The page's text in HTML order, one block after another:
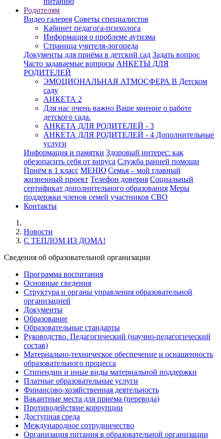
Родителям
Видео галерея Советы специалистов
Кабинет педагога-психолога
Информация о проблеме аутизма
Страница учителя-логопеда
Документы для приёма в детский сад Задать вопрос
Часто задаваемые вопросы АНКЕТЫ ДЛЯ
РОДИТЕЛЕЙ
ЭМОЦИОНАЛЬНАЯ АТМОСФЕРА В Детском
саду
АНКЕТА 2
Для нас очень важно Ваше мнение о работе
детского сада.
АНКЕТА ДЛЯ РОДИТЕЛЕЙ - 3
АНКЕТА ДЛЯ РОДИТЕЛЕЙ - 4 Дополнительные
услуги
Информация и памятки Здоровый интерес: как
обезопасить себя от вируса Служба ранней помощи
Приём в 1 класс МЕНЮ Семья – мой главный
жизненный проект Телефон доверия Социальный
сертификат дополнительного образования Меры
поддержки членов семей участников СВО
Контакты
Новости
С ТЕПЛОМ ИЗ ДОМА!
Cведения об образовательной организации
Программа воспитания
Основные сведения
Структура и органы управления образовательной
организацией
Документы
Образование
Образовательные стандарты
Руководство. Педагогический (научно-педагогический
состав)
Материально-техническое обеспечение и оснащенность
образовательного процесса
Стипендии и иные виды материальной поддержки
Платные образовательные услуги
Финансово-хозяйственная деятельность
Вакантные места для приема (перевода)
Противодействие коррупции
Доступная среда
Международное сотрудничество
Организация питания в образовательной организации